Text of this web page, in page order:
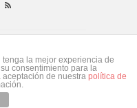
reservados.Aviso
media
la mejor experiencia de
consentimiento para la
de nuestra política de